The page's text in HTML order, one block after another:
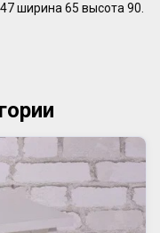
ширина 65 высота 90.